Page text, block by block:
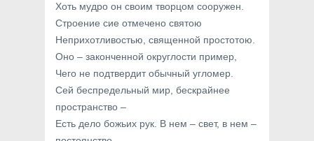
Хоть мудро он своим творцом сооружен.
Строение сие отмечено святою
Неприхотливостью, священной простотою.
Оно – законченной округлости пример,
Чего не подтвердит обычный угломер.
Сей беспредельный мир, бескрайнее
пространство –
Есть дело божьих рук. В нем – свет, в нем –